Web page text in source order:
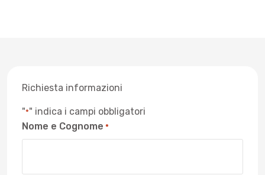
Richiesta informazioni
"*" indica i campi obbligatori
Nome e Cognome *